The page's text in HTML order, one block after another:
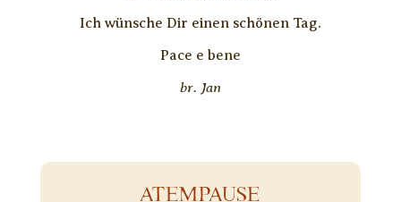
Ich wünsche Dir einen schönen Tag.
Pace e bene
br. Jan
ATEMPAUSE